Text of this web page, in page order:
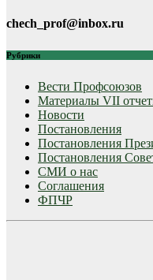
chech_prof@inbox.ru
Рубрики
Вести Профсоюзов
Материалы VII
Новости
Постановления
Постановления
Постановления
СМИ о нас
Соглашения
ФПЧР